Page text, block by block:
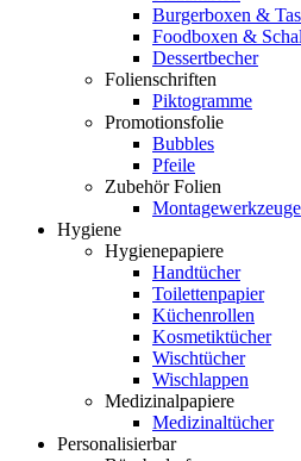
Burgerboxen &
Foodboxen &
Dessertbecher
Folienschriften
Piktogramme
Promotionsfolie
Bubbles
Pfeile
Zubehör Folien
Montagewerkzeuge
Hygiene
Hygienepapiere
Handtücher
Toilettenpapier
Küchenrollen
Kosmetiktücher
Wischtücher
Wischlappen
Medizinalpapiere
Medizinaltücher
Personalisierbar